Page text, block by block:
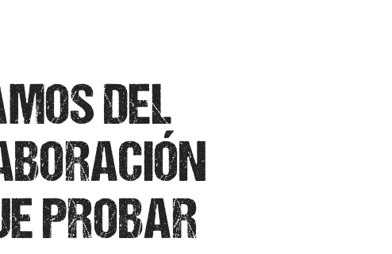
DEL
PROBAR